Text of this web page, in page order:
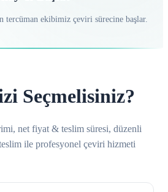
tercüman ekibimiz çeviri sürecine başlar.
Seçmelisiniz?
net fiyat & teslim süresi, düzenli
ile profesyonel çeviri hizmeti